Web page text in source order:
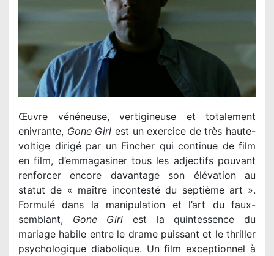
Œuvre vénéneuse, vertigineuse et totalement
enivrante, Gone Girl est un exercice de très haute-
voltige dirigé par un Fincher qui continue de film
en film, d’emmagasiner tous les adjectifs pouvant
renforcer encore davantage son élévation au
statut de « maître incontesté du septième art ».
Formulé dans la manipulation et l’art du faux-
semblant, Gone Girl est la quintessence du
mariage habile entre le drame puissant et le thriller
psychologique diabolique. Un film exceptionnel à